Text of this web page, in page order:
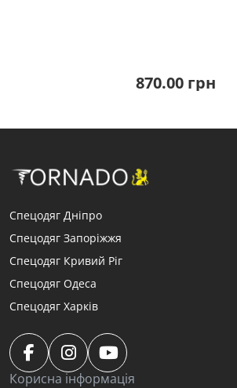
870.00 грн
Спецодяг Дніпро
Спецодяг Запоріжжя
Спецодяг Кривий Ріг
Спецодяг Одеса
Спецодяг Харків
Корисна інформація